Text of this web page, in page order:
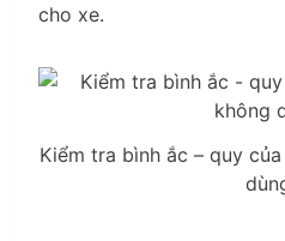
cho xe.
Kiểm tra bình ắc – quy